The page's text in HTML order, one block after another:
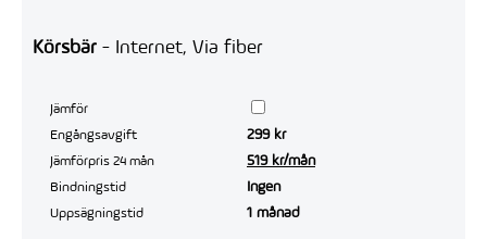
Körsbär - Internet, Via fiber
Jämför
Engångsavgift
299 kr
Jämförpris 24 mån 519 kr/mån
Bindningstid Ingen
Uppsägningstid 1 månad